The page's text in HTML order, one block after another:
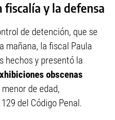
fiscalía y la defensa
de detención, que se
mañana, la fiscal Paula
hechos y presentó la
obscenas
de edad,
del Código Penal.